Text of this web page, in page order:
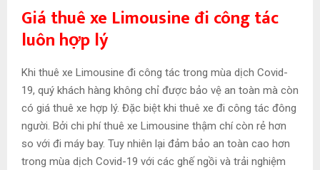
Giá thuê xe Limousine đi công tác
luôn hợp lý
Khi thuê xe Limousine đi công tác trong mùa dịch Covid-
19, quý khách hàng không chỉ được bảo vệ an toàn mà còn
có giá thuê xe hợp lý. Đặc biệt khi thuê xe đi công tác đông
người. Bởi chi phí thuê xe Limousine thậm chí còn rẻ hơn
so với đi máy bay. Tuy nhiên lại đảm bảo an toàn cao hơn
trong mùa dịch Covid-19 với các ghế ngồi và trải nghiệm